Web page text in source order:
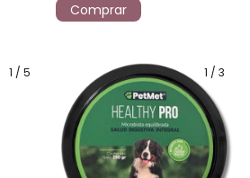
Comprar
1 / 5 1 / 3